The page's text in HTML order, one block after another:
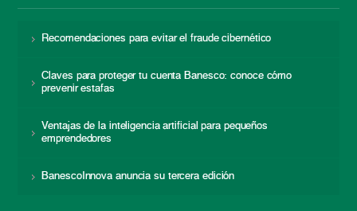
Recomendaciones para evitar el fraude cibernético
Claves para proteger tu cuenta Banesco: conoce cómo
prevenir estafas
Ventajas de la inteligencia artificial para pequeños
emprendedores
BanescoInnova anuncia su tercera edición